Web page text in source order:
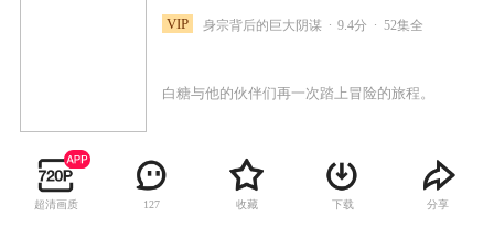
VIP 身宗背后的巨大阴谋 9.4分 52集全
白糖与他的伙伴们再一次踏上冒险的旅程。
超清画质 127 收藏 下载 分享